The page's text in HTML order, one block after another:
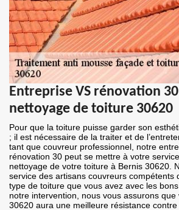
Entreprise VS rénovation
nettoyage de toiture 30620
Pour que la toiture puisse garder son
; il est nécessaire de la traiter et de
tant que couvreur professionnel, notre
rénovation 30 peut se mettre à votre
nettoyage de votre toiture à Bernis 30620.
service des artisans couvreurs compétents
type de toiture que vous avez avec les
notre intervention, nous vous assurons
30620 aura une meilleure résistance contre